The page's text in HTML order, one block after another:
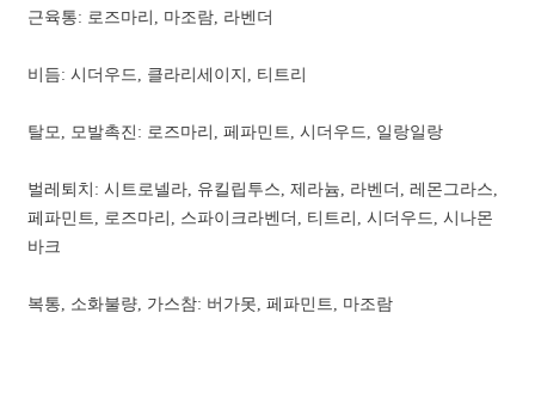
근육통: 로즈마리, 마조람, 라벤더
비듬: 시더우드, 클라리세이지, 티트리
탈모, 모발촉진: 로즈마리, 페파민트, 시더우드, 일랑일랑
벌레퇴치: 시트로넬라, 유킬립투스, 제라늄, 라벤더, 레몬그라스,
페파민트, 로즈마리, 스파이크라벤더, 티트리, 시더우드, 시나몬
바크
복통, 소화불량, 가스참: 버가못, 페파민트, 마조람